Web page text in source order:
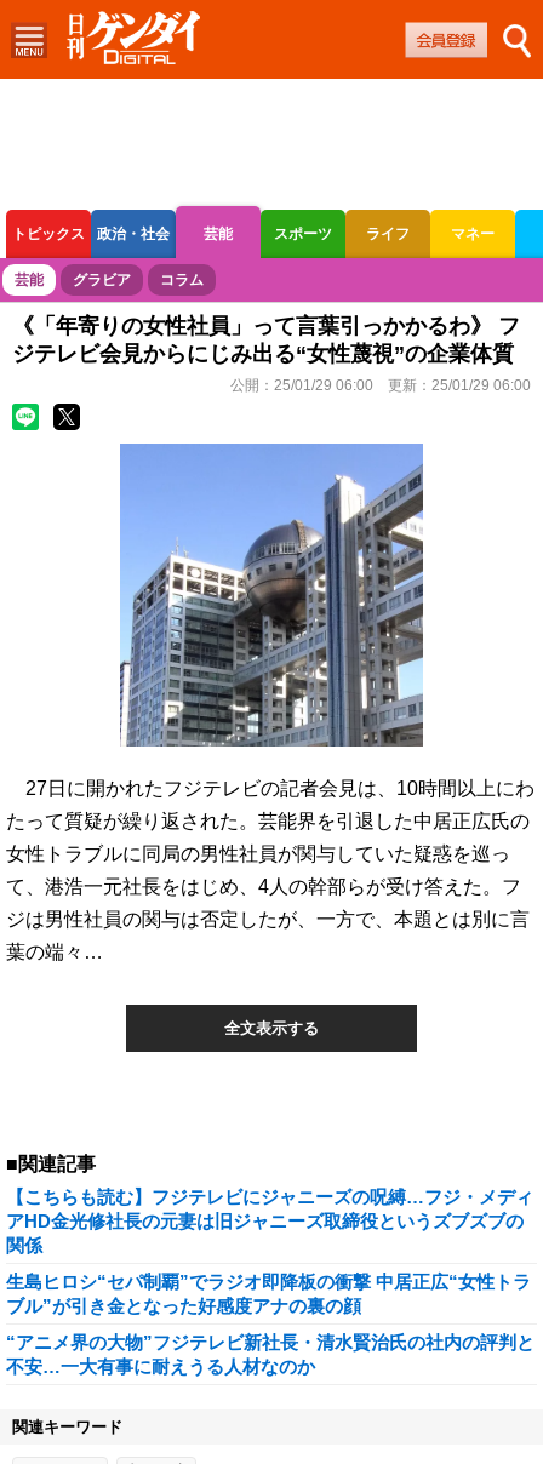
トピックス 政治・社会 芸能 スポーツ ライフ マネー
ボートレース 競輪 オートレース
芸能 グラビア コラム
《「年寄りの女性社員」って言葉引っかかるわ》 フ
ジテレビ会見からにじみ出る“女性蔑視”の企業体質
公開： 25/01/29 06:00 更新： 25/01/29 06:00
27日に開かれたフジテレビの記者会見は、10時間以上にわ
たって質疑が繰り返された。芸能界を引退した中居正広氏の
女性トラブルに同局の男性社員が関与していた疑惑を巡っ
て、港浩一元社長をはじめ、4人の幹部らが受け答えた。フ
ジは男性社員の関与は否定したが、一方で、本題とは別に言
葉の端々…
全文表示する
■関連記事
【こちらも読む】フジテレビにジャニーズの呪縛…フジ・メディ
アHD金光修社長の元妻は旧ジャニーズ取締役というズブズブの
関係
生島ヒロシ“セパ制覇”でラジオ即降板の衝撃 中居正広“女性トラ
ブル”が引き金となった好感度アナの裏の顔
“アニメ界の大物”フジテレビ新社長・清水賢治氏の社内の評判と
不安…一大有事に耐えうる人材なのか
関連キーワード